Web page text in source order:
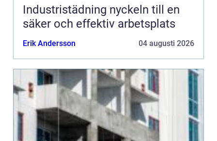
Industristädning nyckeln till en
säker och effektiv arbetsplats
Erik Andersson 04 augusti 2026